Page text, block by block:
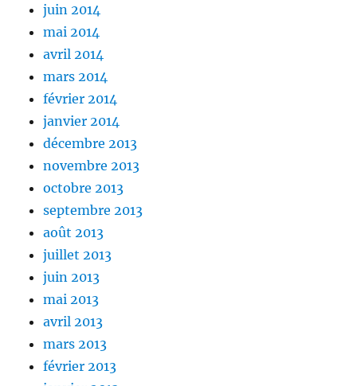
juin 2014
mai 2014
avril 2014
mars 2014
février 2014
janvier 2014
décembre 2013
novembre 2013
octobre 2013
septembre 2013
août 2013
juillet 2013
juin 2013
mai 2013
avril 2013
mars 2013
février 2013